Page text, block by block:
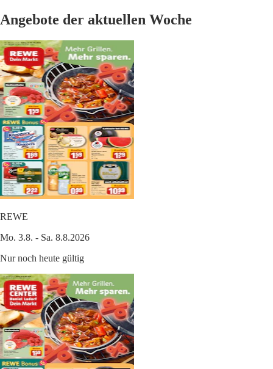
Angebote der aktuellen Woche
REWE
Mo. 3.8. - Sa. 8.8.2026
Nur noch heute gültig